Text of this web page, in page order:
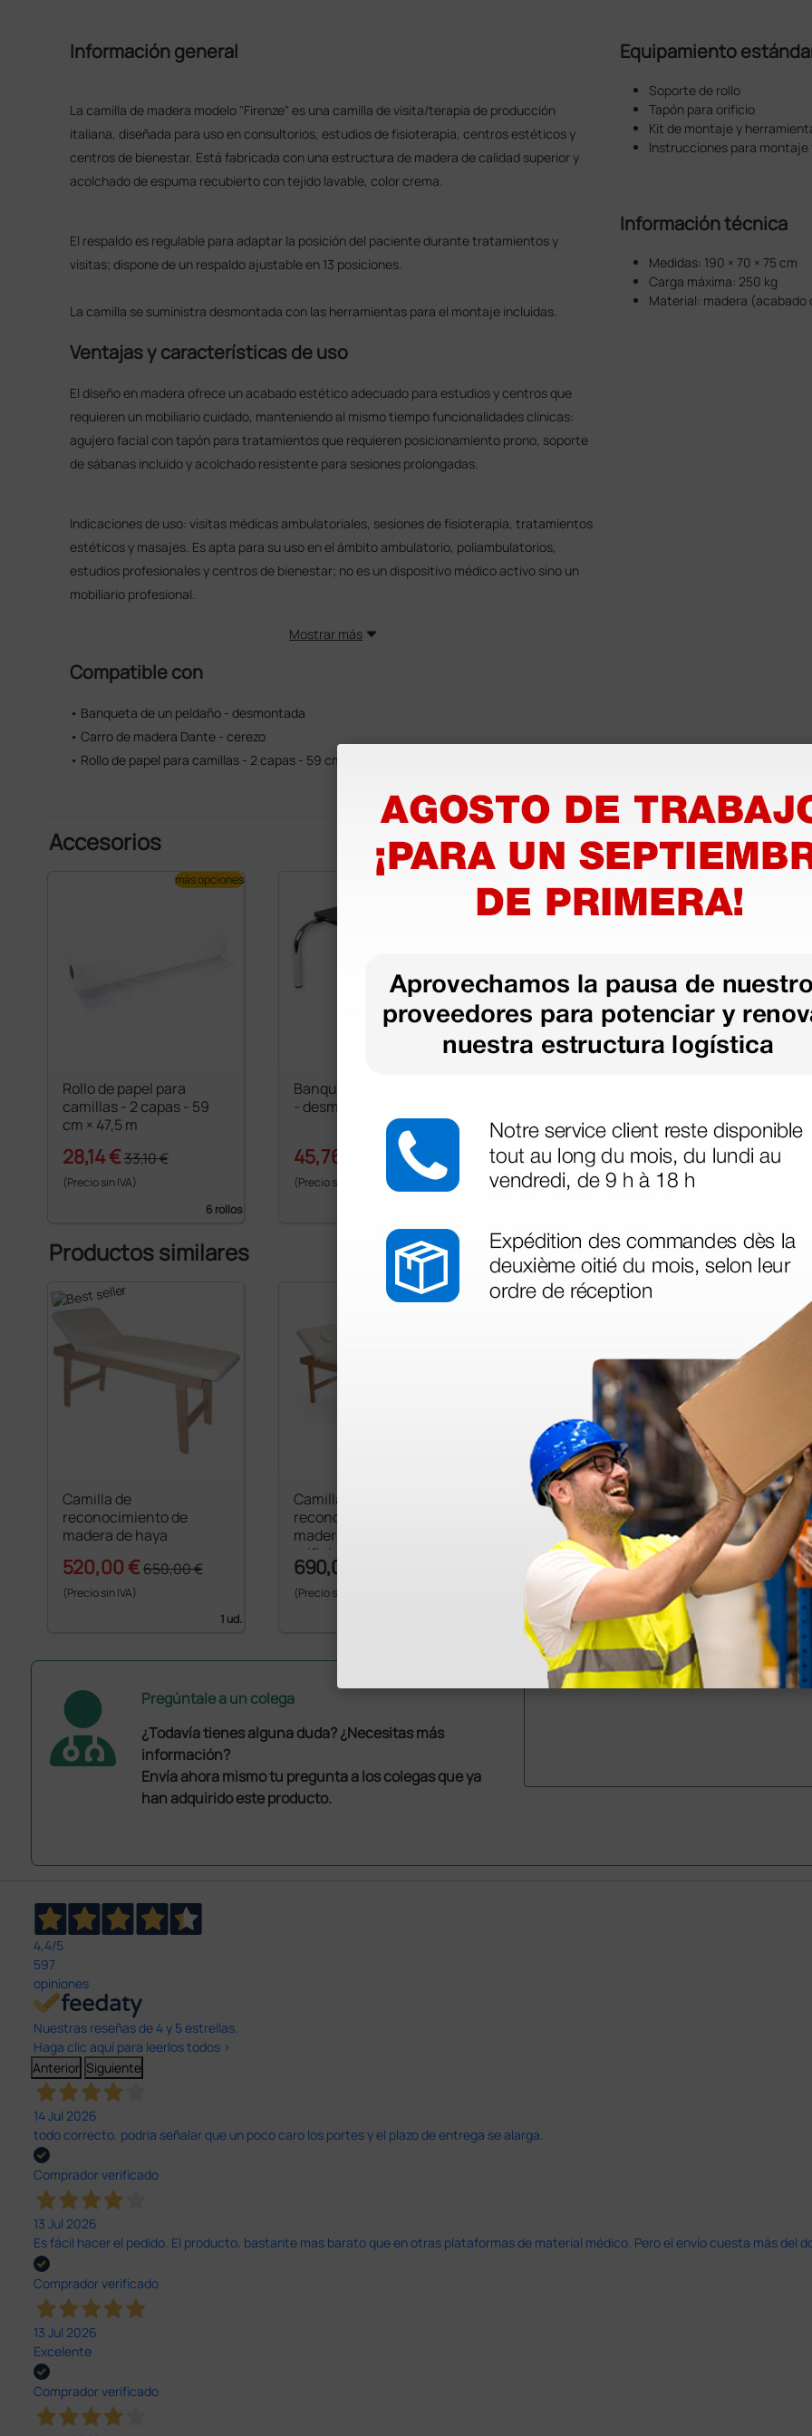
Información general
La camilla de madera modelo "Firenze" es una camilla de visita/terapia de producción
italiana, diseñada para uso en consultorios, estudios de fisioterapia, centros estéticos y
centros de bienestar. Está fabricada con una estructura de madera de calidad superior y
acolchado de espuma recubierto con tejido lavable, color crema.
El respaldo es regulable para adaptar la posición del paciente durante tratamientos y
visitas; dispone de un respaldo ajustable en 13 posiciones.
La camilla se suministra desmontada con las herramientas para el montaje incluidas.
Ventajas y características de uso
El diseño en madera ofrece un acabado estético adecuado para estudios y centros que
requieren un mobiliario cuidado, manteniendo al mismo tiempo funcionalidades clínicas:
agujero facial con tapón para tratamientos que requieren posicionamiento prono, soporte
de sábanas incluido y acolchado resistente para sesiones prolongadas.
Indicaciones de uso: visitas médicas ambulatoriales, sesiones de fisioterapia, tratamientos
estéticos y masajes. Es apta para su uso en el ámbito ambulatorio, poliambulatorios,
estudios profesionales y centros de bienestar; no es un dispositivo médico activo sino un
mobiliario profesional.
Mostrar más
Compatible con
• Banqueta de un peldaño - desmontada
• Carro de madera Dante - cerezo
• Rollo de papel para camillas - 2 capas - 59 cm × 47,5 m
Equipamiento
Soporte de rollo
Tapón para orificio
Kit de montaje y
Instrucciones para montaje
Información técnica
Medidas: 190 × 70 × 75 cm
Carga máxima: 250 kg
Material: madera (acabado
Accesorios
Rollo de papel para
camillas - 2 capas - 59
cm × 47,5 m
28,14 €33,10 €
(Precio sin IVA)
6 rollos
más opciones
Banqueta de un peldaño
- desmontada
45,76 € 52,00 €
(Precio sin IVA)
463,00 €
(Precio sin IVA)
Productos similares
Camilla de
reconocimiento de
madera de haya
520,00 €650,00 €
(Precio sin IVA)
1 ud.
Camilla de
reconocimiento de
madera de haya - con
orificio
690,00 €
(Precio sin IVA)
Camilla de exploración
New Vojta - de madera,
color azul
1.200,00 €
(Precio sin IVA)
1 ud.
Camilla
New
madera
(Precio sin
Pregúntale a un colega
¿Todavía tienes alguna duda? ¿Necesitas más
información?
Envía ahora mismo tu pregunta a los colegas que ya
han adquirido este producto.
4,4/5
597
opiniones
Nuestras reseñas de 4 y 5 estrellas.
Haga clic aquí para leerlos todos >
Anterior Siguiente
14 Jul 2026
todo correcto. podria señalar que un poco caro los portes y el plazo de entrega se alarga.
Comprador verificado
13 Jul 2026
Es fácil hacer el pedido. El producto, bastante mas barato que en otras plataformas de material médico. Pero el envío cuesta más del
Comprador verificado
13 Jul 2026
Excelente
Comprador verificado